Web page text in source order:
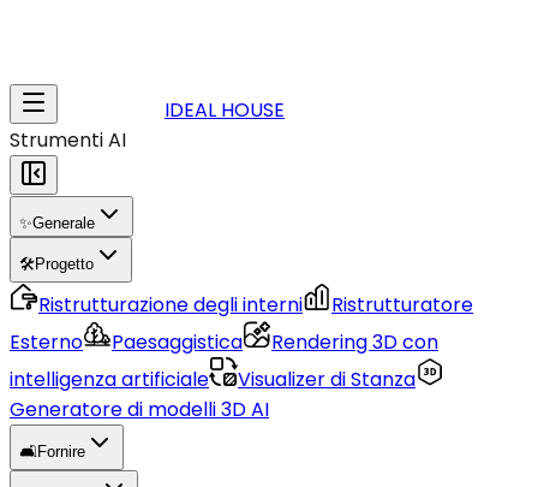
IDEAL HOUSE
Strumenti AI
✨Generale
🛠️Progetto
Ristrutturazione degli interni
Ristrutturatore
Esterno
Paesaggistica
Rendering 3D con
intelligenza artificiale
Visualizer di Stanza
Generatore di modelli 3D AI
🛋️Fornire